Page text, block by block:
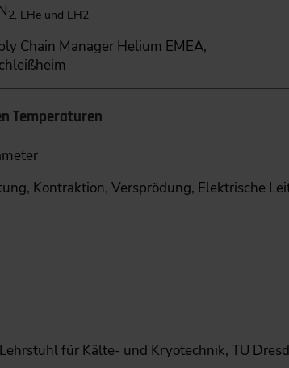
2, LHe und LH2
Chain Manager Helium EMEA,
Temperaturen
Kontraktion, Versprödung, Elektrische
Lehrstuhl für Kälte- und ­Kryotechnik, TU